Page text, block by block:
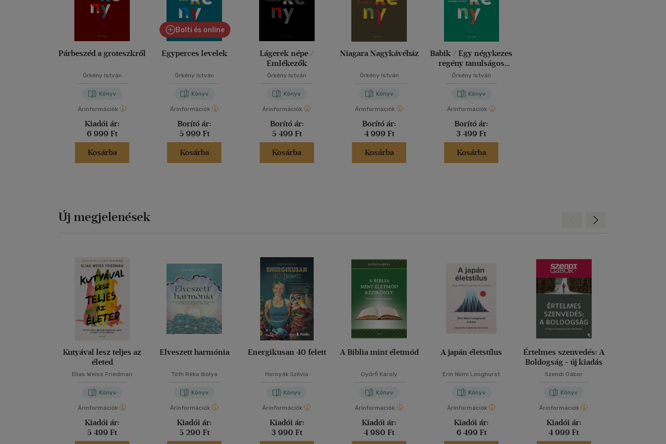
Párbeszéd a groteszkről
Örkény István
Könyv
Árinformációk
Kiadói ár:
6 999 Ft
Kosárba
Bolti és online
Egyperces levelek
Örkény István
Könyv
Árinformációk
Borító ár:
5 999 Ft
Kosárba
Lágerek népe /
Emlékezők
Örkény István
Könyv
Árinformációk
Borító ár:
5 499 Ft
Kosárba
Niagara Nagykávéház
Örkény István
Könyv
Árinformációk
Borító ár:
4 999 Ft
Kosárba
Babik / Egy négykezes
regény tanulságos
története
Örkény István
Könyv
Árinformációk
Borító ár:
3 499 Ft
Kosárba
Új megjelenések
Kutyával lesz teljes az
életed
Elias Weiss Friedman
Könyv
Árinformációk
Kiadói ár:
5 499 Ft
Elveszett harmónia
Tóth Réka Ibolya
Könyv
Árinformációk
Kiadói ár:
5 290 Ft
Energikusan 40 felett
Hornyák Szilvia
Könyv
Árinformációk
Kiadói ár:
3 990 Ft
A Biblia mint életmód
Győrfi Károly
Könyv
Árinformációk
Kiadói ár:
4 980 Ft
A japán életstílus
Erin Niimi Longhurst
Könyv
Árinformációk
Kiadói ár:
6 499 Ft
Értelmes szenvedés: A
Boldogság - új kiadás
Szendi Gábor
Könyv
Árinformációk
Kiadói ár:
4 999 Ft
Előre